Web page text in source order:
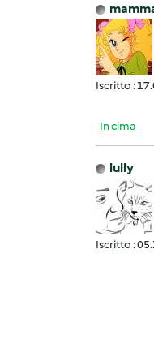
Iscritto :
In cima
lully
Iscritto :